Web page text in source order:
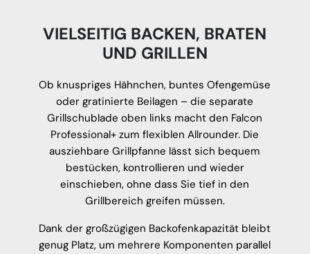
VIELSEITIG BACKEN, BRATEN
UND GRILLEN
Ob knuspriges Hähnchen, buntes Ofengemüse
oder gratinierte Beilagen – die separate
Grillschublade oben links macht den Falcon
Professional+ zum flexiblen Allrounder. Die
ausziehbare Grillpfanne lässt sich bequem
bestücken, kontrollieren und wieder
einschieben, ohne dass Sie tief in den
Grillbereich greifen müssen.
Dank der großzügigen Backofenkapazität bleibt
genug Platz, um mehrere Komponenten parallel